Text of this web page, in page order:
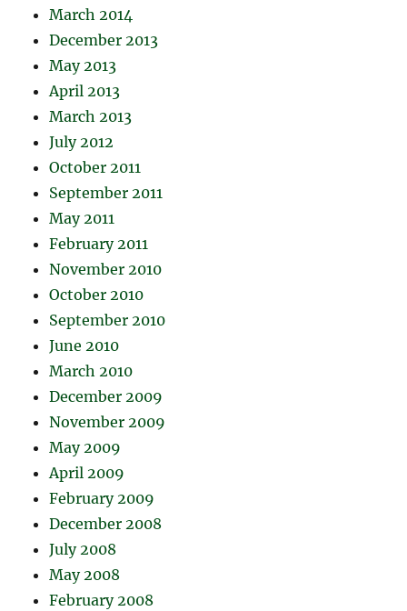
March 2014
December 2013
May 2013
April 2013
March 2013
July 2012
October 2011
September 2011
May 2011
February 2011
November 2010
October 2010
September 2010
June 2010
March 2010
December 2009
November 2009
May 2009
April 2009
February 2009
December 2008
July 2008
May 2008
February 2008